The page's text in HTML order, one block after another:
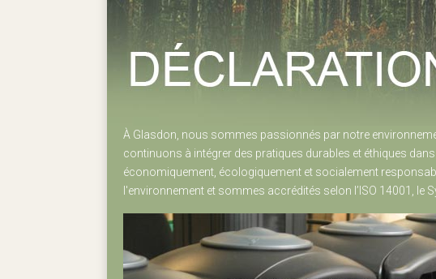
À Glasdon, nous sommes passionnés par notre
continuons à intégrer des pratiques durables et éthiques
économiquement, écologiquement et socialement
l'environnement et sommes accrédités selon l’ISO 14001, le